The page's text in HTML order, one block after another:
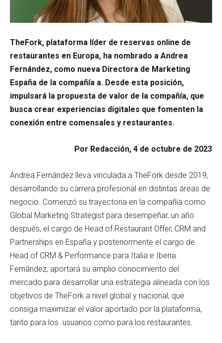
TheFork, plataforma líder de reservas online de
restaurantes en Europa, ha nombrado a Andrea
Fernández, como nueva Directora de Marketing
España de la compañía a. Desde esta posición,
impulsará la propuesta de valor de la compañía, que
busca crear experiencias digitales que fomenten la
conexión entre comensales y restaurantes.
Por Redacción, 4 de octubre de 2023
Andrea Fernández lleva vinculada a TheFork desde 2019,
desarrollando su carrera profesional en distintas áreas de
negocio. Comenzó su trayectoria en la compañía como
Global Marketing Strategist para desempeñar, un año
después, el cargo de Head of Restaurant Offer, CRM and
Partnerships en España y posteriormente el cargo de
Head of CRM & Performance para Italia e Iberia.
Fernández, aportará su amplio conocimiento del
mercado para desarrollar una estrategia alineada con los
objetivos de TheFork a nivel global y nacional, que
consiga maximizar el valor aportado por la plataforma,
tanto para los usuarios como para los restaurantes.